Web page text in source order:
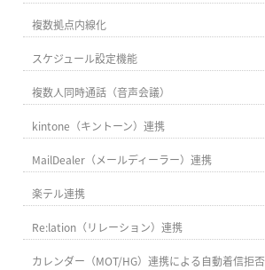
複数拠点内線化
スケジュール設定機能
複数人同時通話（音声会議）
kintone（キントーン）連携
MailDealer（メールディーラー）連携
楽テル連携
Re:lation（リレーション）連携
カレンダー（MOT/HG）連携による自動着信拒否